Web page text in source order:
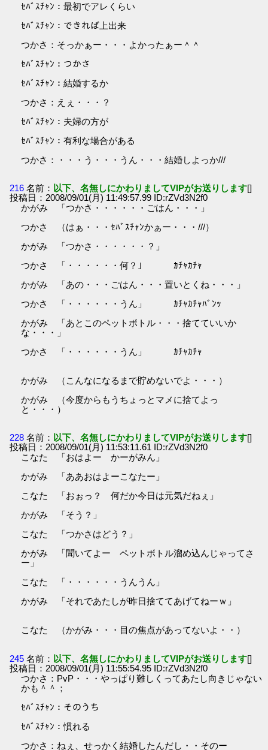
ｾﾊﾞｽﾁｬﾝ：最初でアレくらい
ｾﾊﾞｽﾁｬﾝ：できれば上出来
つかさ：そっかぁー・・・よかったぁー＾＾
ｾﾊﾞｽﾁｬﾝ：つかさ
ｾﾊﾞｽﾁｬﾝ：結婚するか
つかさ：えぇ・・・？
ｾﾊﾞｽﾁｬﾝ：夫婦の方が
ｾﾊﾞｽﾁｬﾝ：有利な場合がある
つかさ：・・・う・・・うん・・・結婚しよっか///
216 名前： 以下、名無しにかわりましてVIPがお送りします[]
投稿日：2008/09/01(月) 11:49:57.99 ID:rZVd3N2f0
かがみ 「つかさ・・・・・・ごはん・・・」
つかさ （はぁ・・・ｾﾊﾞｽﾁｬﾝかぁー・・・///）
かがみ 「つかさ・・・・・・？」
つかさ 「・・・・・・何？」 ｶﾁｬｶﾁｬ
かがみ 「あの・・・ごはん・・・置いとくね・・・」
つかさ 「・・・・・・うん」 ｶﾁｬｶﾁｬﾊﾞﾝｯ
かがみ 「あとこのペットボトル・・・捨てていいか
な・・・」
つかさ 「・・・・・・うん」 ｶﾁｬｶﾁｬ
かがみ （こんなになるまで貯めないでよ・・・）
かがみ （今度からもうちょっとマメに捨てよっ
と・・・）
228 名前： 以下、名無しにかわりましてVIPがお送りします[]
投稿日：2008/09/01(月) 11:53:11.61 ID:rZVd3N2f0
こなた 「おはよー かーがみん」
かがみ 「ああおはよーこなたー」
こなた 「おぉっ？ 何だか今日は元気だねぇ」
かがみ 「そう？」
こなた 「つかさはどう？」
かがみ 「聞いてよー ペットボトル溜め込んじゃってさ
ー」
こなた 「・・・・・・うんうん」
かがみ 「それであたしが昨日捨ててあげてねーｗ」
こなた （かがみ・・・目の焦点があってないよ・・）
245 名前： 以下、名無しにかわりましてVIPがお送りします[]
投稿日：2008/09/01(月) 11:55:54.95 ID:rZVd3N2f0
つかさ：PvP・・・やっぱり難しくってあたし向きじゃない
かも＾＾；
ｾﾊﾞｽﾁｬﾝ：そのうち
ｾﾊﾞｽﾁｬﾝ：慣れる
つかさ：ねぇ、せっかく結婚したんだし・・そのー